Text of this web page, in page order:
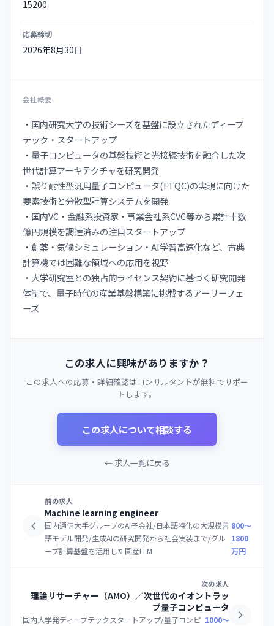
15200
応募締切
2026年8月30日
会社概要
・国内研究大学の技術シーズを基盤に設立されたディープ
テック・スタートアップ
・量子コンピュータの基盤技術と光接続技術を融合した次
世代計算アーキテクチャを研究開発
・誤り耐性型汎用量子コンピュータ(FTQC)の実現に向けた
要素技術と分散型計算システムを開発
・国内VC・金融系投資家・事業会社系CVC等から累計十数
億円規模を調達済みの注目スタートアップ
・創薬・気候シミュレーション・AI学習高速化など、古典
計算機では困難な領域への応用を視野
・大学研究室との独占的ライセンス契約に基づく研究開発
体制で、量子時代の産業基盤構築に挑戦するアーリーフェ
ーズ
この求人に興味がありますか？
この求人への応募・詳細確認はコンサルタントが無料でサポー
トします。
この求人について相談する
← 求人一覧に戻る
前の求人
Machine learning engineer
国内通信大手グループのAI子会社/日本語特化の大規模言
語モデル開発/生成AIの研究開発から社会実装まで/グル
ープ計算基盤を活用した国産LLM
800〜
1800
万円
次の求人
理論リサーチャー（AMO）／次世代のイオントラッ
プ量子コンピュータ
国内大学発ディープテックスタートアップ/量子コンピ 1000〜